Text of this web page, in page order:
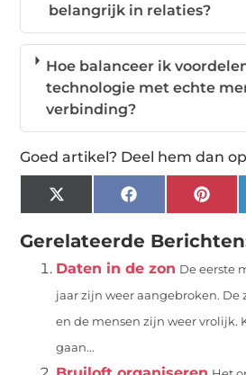
belangrijk in relaties?
Hoe balanceer ik
technologie met echte
verbinding?
Goed artikel? Deel hem dan
X
(Twitter)
Facebook
Gerelateerde
Daten in de zon De eerste
jaar zijn weer aangebroken. De
en de mensen zijn weer vrolijk.
gaan...